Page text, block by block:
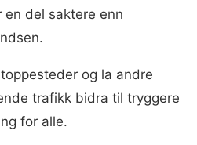
del saktere enn
og la andre
trafikk bidra til tryggere
for alle.